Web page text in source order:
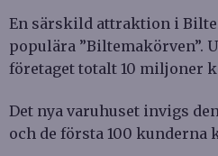
En särskild attraktion i
populära ”Biltemakörven”.
företaget totalt 10 miljoner
Det nya varuhuset invigs
och de första 100 kunderna